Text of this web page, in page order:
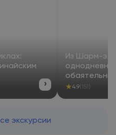
›
Из Шарм-
★4.9(151)
экскурсии